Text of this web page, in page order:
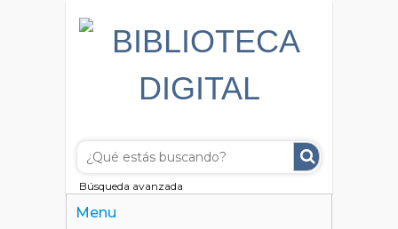
Búsqueda avanzada
Menu